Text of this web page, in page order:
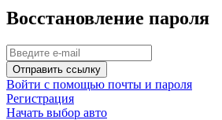
Восстановление пароля
Отправить ссылку
Войти с помощью почты и пароля
Регистрация
Начать выбор авто